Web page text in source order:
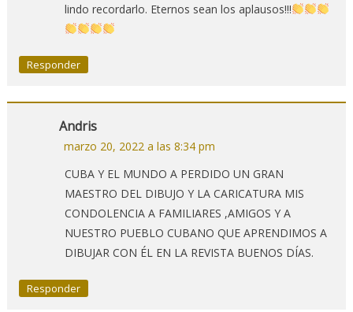
lindo recordarlo. Eternos sean los aplausos!!!
Responder
Andris
marzo 20, 2022 a las 8:34 pm
CUBA Y EL MUNDO A PERDIDO UN GRAN
MAESTRO DEL DIBUJO Y LA CARICATURA MIS
CONDOLENCIA A FAMILIARES ,AMIGOS Y A
NUESTRO PUEBLO CUBANO QUE APRENDIMOS A
DIBUJAR CON ÉL EN LA REVISTA BUENOS DÍAS.
Responder